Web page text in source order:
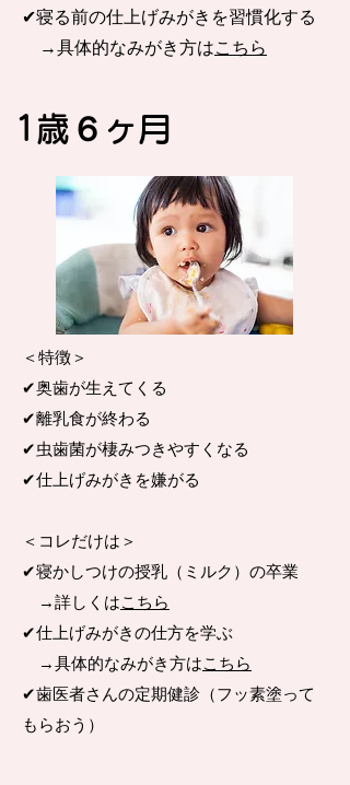
​1歳６ヶ月
✔︎寝る前の仕上げみがきを習慣化する
→具体的なみがき方はこちら
＜特徴＞
✔︎奥歯が生えてくる
✔︎離乳食が終わる
✔︎虫歯菌が棲みつきやすくなる
✔︎仕上げみがきを嫌がる
＜コレだけは＞
✔︎寝かしつけの授乳（ミルク）の卒業
​ →詳しくはこちら
✔︎仕上げみがきの仕方を学ぶ
→具体的なみがき方はこちら
​✔︎歯医者さんの定期健診（フッ素塗って
もらおう）